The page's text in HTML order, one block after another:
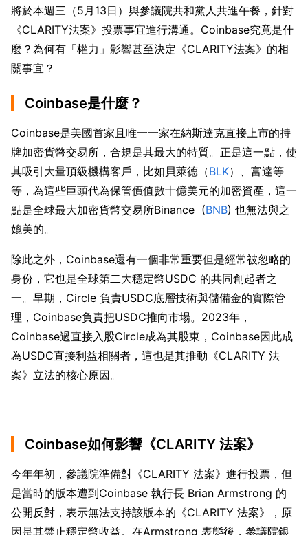
將於本週三（5月13日）與參議院共和黨人共進午餐，針對
《CLARITY法案》投票事宜進行溝通。Coinbase究竟是什
麼？為何有「權力」影響甚至決定《CLARITY法案》的相
關事宜？
Coinbase是什麼？
Coinbase是美國首家且唯一一家在納斯達克直接上市的持
牌加密貨幣交易所，合規是其最大的特質。正是這一點，使
其吸引大量頂級機構客戶，比如貝萊德（BLK）、富達等
等，為這些巨頭代為保管價值數十億美元的加密資產，這一
點是全球最大加密貨幣交易所Binance  (BNB) 也無法與之
媲美的。
除此之外，Coinbase還有一個非常重要但是經常被忽略的
身份，它也是全球第二大穩定幣USDC 的共同創起者之
一。早期，Circle 負責USDC底層技術與儲備金的實際管
理，Coinbase負責把USDC推向市場。2023年，
Coinbase過直接入股Circle成為其股東，Coinbase因此成
為USDC直接利益相關者，這也是其推動《CLARITY 法
案》立法的核心原因。
Coinbase如何影響《CLARITY 法案》
今年年初，參議院準備對《CLARITY 法案》進行投票，但
是當時的版本遭到Coinbase 執行長 Brian Armstrong 的
公開反對，表示無法支持該版本的《CLARITY 法案》，原
因是其禁止穩定幣收益。在Armstrong 表態後，參議院銀